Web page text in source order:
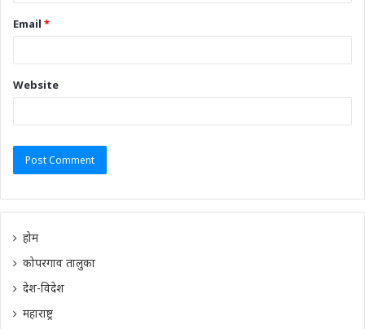
Email *
Website
होम
कोपरगाव तालुका
देश-विदेश
महाराष्ट्र